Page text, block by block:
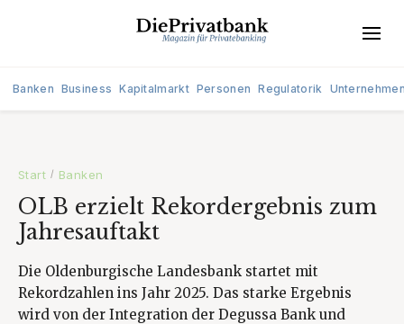
Banken Business Kapitalmarkt Personen Regulatorik
Start / Banken
OLB erzielt Rekordergebnis zum
Jahresauftakt
Die Oldenburgische Landesbank startet mit
Rekordzahlen ins Jahr 2025. Das starke Ergebnis
wird von der Integration der Degussa Bank und